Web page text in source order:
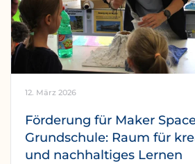
12. März 2026
Förderung für Maker
Grundschule: Raum für
und nachhaltiges Lernen